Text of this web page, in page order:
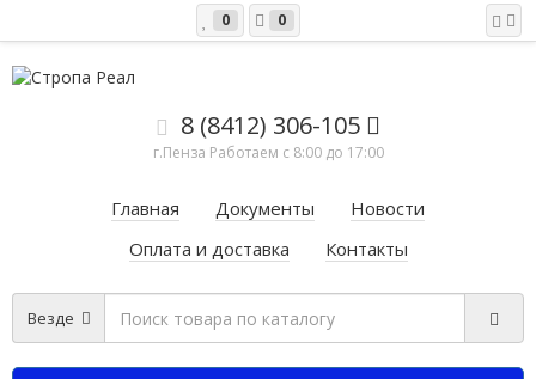
0 0
8 (8412) 306-105
г.Пенза Работаем c 8:00 до 17:00
Главная Документы
Новости
Оплата и доставка
Контакты
Везде